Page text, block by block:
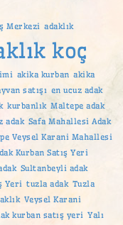
Merkezi adaklık
koç
akika kurban akika
satışı en ucuz adak
kurbanlık Maltepe adak
adak Safa Mahallesi Adak
Veysel Karani Mahallesi
Kurban Satış Yeri
Sultanbeyli adak
Yeri tuzla adak Tuzla
Veysel Karani
kurban satış yeri Yalı